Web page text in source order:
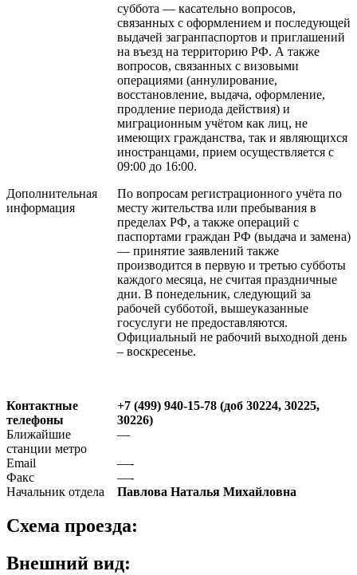
суббота — касательно вопросов,
связанных с оформлением и последующей
выдачей загранпаспортов и приглашений
на въезд на территорию РФ. А также
вопросов, связанных с визовыми
операциями (аннулирование,
восстановление, выдача, оформление,
продление периода действия) и
миграционным учётом как лиц, не
имеющих гражданства, так и являющихся
иностранцами, прием осуществляется с
09:00 до 16:00.
Дополнительная
информация
По вопросам регистрационного учёта по
месту жительства или пребывания в
пределах РФ, а также операций с
паспортами граждан РФ (выдача и замена)
— принятие заявлений также
производится в первую и третью субботы
каждого месяца, не считая праздничные
дни. В понедельник, следующий за
рабочей субботой, вышеуказанные
госуслуги не предоставляются.
Официальный не рабочий выходной день
– воскресенье.
Контактные
телефоны
+7 (499) 940-15-78 (доб 30224, 30225,
30226)
Ближайшие
станции метро
—
Email
—-
Факс
—-
Начальник отдела
Павлова Наталья Михайловна
Схема проезда:
Внешний вид: